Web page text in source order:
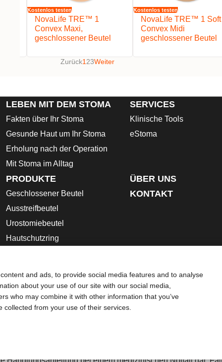
and ads, to provide social media features and to analyse
about your use of our site with our social media,
who may combine it with other information that you’ve
collected from your use of their services.
Kostenlos testen
NovaLife TRE™ 1
Convex Maxi,
geschlossener Beutel
Kostenlos testen
NovaLife TRE™ 1 Soft
Convex Midi
geschlossener Beutel
Zurück1 23Weiter
LEBEN MIT DEM STOMA
Fakten über Ihr Stoma
Gesunde Haut um Ihr Stoma
Erholung nach der Operation
Mit Stoma im Alltag
SERVICES
Klinische Tools
eStoma
PRODUKTE
Geschlossener Beutel
Ausstreifbeutel
Urostomiebeutel
Hautschutzring
Sicherheitsdatenblätter
ÜBER UNS
KONTAKT
Bestimmungen Umgang mit Cookies
die gesamte Gebrauchsanweisung, die dem jeweiligen
Kontraindikationen, Warnhinweise,
die Gebrauchsanweisung.
dar und ersetzen nicht die Beratung durch Ihren